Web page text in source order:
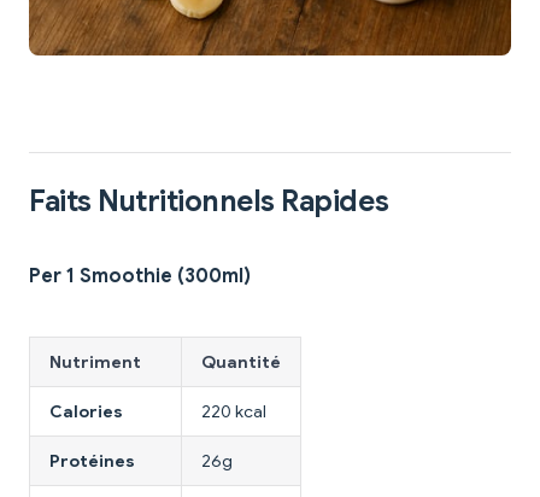
Faits Nutritionnels Rapides
Per 1 Smoothie (300ml)
Nutriment Quantité
Calories 220 kcal
Protéines 26g